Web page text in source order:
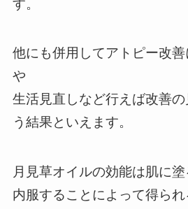
す。
他にも併用してアトピー改
や
生活見直しなど行えば改善
う結果といえます。
月見草オイルの効能は肌に
内服することによって得ら